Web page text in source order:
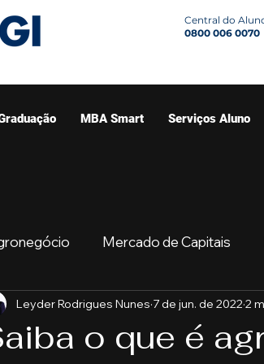
Central do
0800 006 0070
MBA Smart Serviços Aluno
Mercado de Capitais
Resumo do Mercado Sua
o que é
Leyder Rodrigues Nunes 7 de jun. de 2022 2